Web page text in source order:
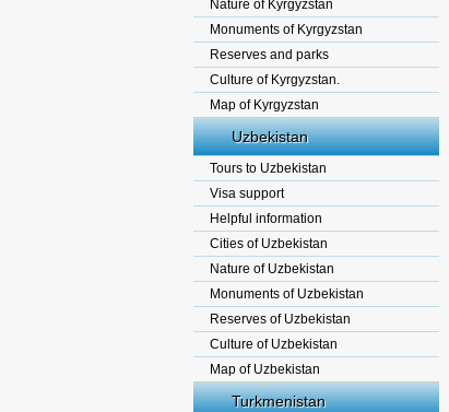
Nature of Kyrgyzstan
Monuments of Kyrgyzstan
Reserves and parks
Culture of Kyrgyzstan.
Map of Kyrgyzstan
Uzbekistan
Tours to Uzbekistan
Visa support
Helpful information
Cities of Uzbekistan
Nature of Uzbekistan
Monuments of Uzbekistan
Reserves of Uzbekistan
Culture of Uzbekistan
Map of Uzbekistan
Turkmenistan